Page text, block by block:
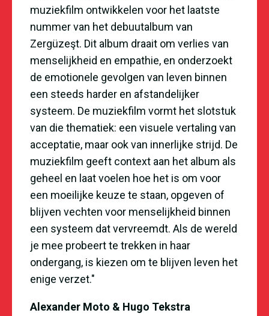
muziekfilm ontwikkelen voor het laatste
nummer van het debuutalbum van
Zergüzeşt. Dit album draait om verlies van
menselijkheid en empathie, en onderzoekt
de emotionele gevolgen van leven binnen
een steeds harder en afstandelijker
systeem. De muziekfilm vormt het slotstuk
van die thematiek: een visuele vertaling van
acceptatie, maar ook van innerlijke strijd. De
muziekfilm geeft context aan het album als
geheel en laat voelen hoe het is om voor
een moeilijke keuze te staan, opgeven of
blijven vechten voor menselijkheid binnen
een systeem dat vervreemdt. Als de wereld
je mee probeert te trekken in haar
ondergang, is kiezen om te blijven leven het
enige verzet."
Alexander Moto & Hugo Tekstra